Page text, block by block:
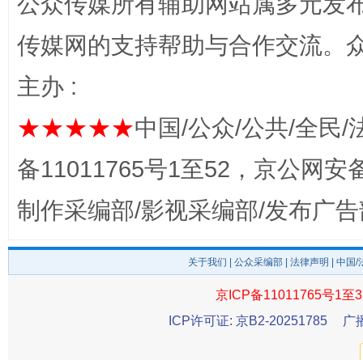
传媒网的支持帮助与合作交流。
主办 :
★★★★★中国/公众/公共/全民/
备11011765号1至52，京公网安
制作采编部/影视采编部/发布广
关于我们 公众采编部 法律声明 | 中国
京ICP备11011765号1至
ICP许可证: 京B2-20251785
广